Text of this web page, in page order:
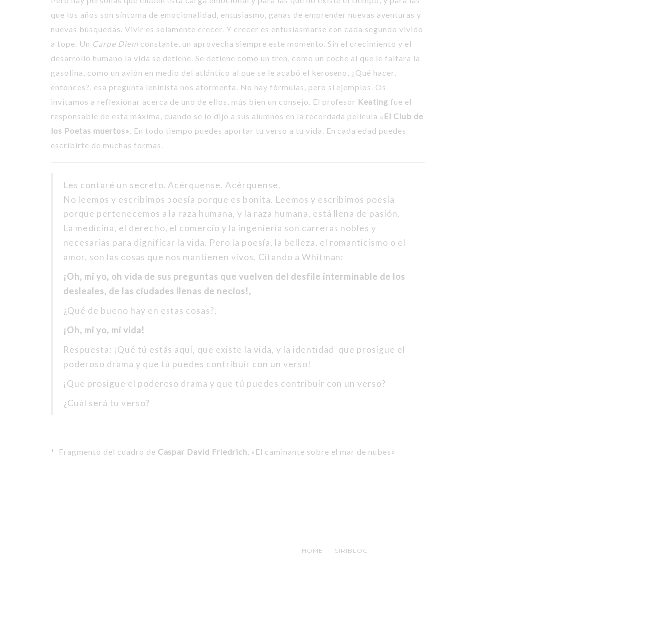
que los años son síntoma de emocionalidad, entusiasmo, ganas de emprender nuevas aventuras y
nuevas búsquedas. Vivir es solamente crecer. Y crecer es entusiasmarse con cada segundo vivido
a tope. Un Carpe Diem constante, un aprovecha siempre este momento. Sin el crecimiento y el
desarrollo humano la vida se detiene. Se detiene como un tren, como un coche al que le faltara la
gasolina, como un avión en medio del atlántico al que se le acabó el keroseno, ¿Qué hacer,
entonces?, esa pregunta leninista nos atormenta. No hay fórmulas, pero sí ejemplos. Os
invitamos a reflexionar acerca de uno de ellos, más bien un consejo. El profesor Keating fue el
responsable de esta máxima, cuando se lo dijo a sus alumnos en la recordada película « El Club de
los Poetas muertos». En todo tiempo puedes aportar tu verso a tu vida. En cada edad puedes
escribirte de muchas formas.
Les contaré un secreto. Acérquense. Acérquense.
No leemos y escribimos poesía porque es bonita. Leemos y escribimos poesía
porque pertenecemos a la raza humana, y la raza humana, está llena de pasión.
La medicina, el derecho, el comercio y la ingeniería son carreras nobles y
necesarias para dignificar la vida. Pero la poesía, la belleza, el romanticismo o el
amor, son las cosas que nos mantienen vivos. Citando a Whitman:
¡Oh, mi yo, oh vida de sus preguntas que vuelven del desfile interminable de los
desleales, de las ciudades llenas de necios!,
¿Qué de bueno hay en estas cosas?,
¡Oh, mi yo, mi vida!
Respuesta: ¡Qué tú estás aquí, que existe la vida, y la identidad, que prosigue el
poderoso drama y que tú puedes contribuir con un verso!
¡Que prosigue el poderoso drama y que tú puedes contribuir con un verso?
¿Cuál será tu verso?
* Fragmento del cuadro de Caspar David Friedrich, «El caminante sobre el mar de nubes»
HOME SIRIBLOG